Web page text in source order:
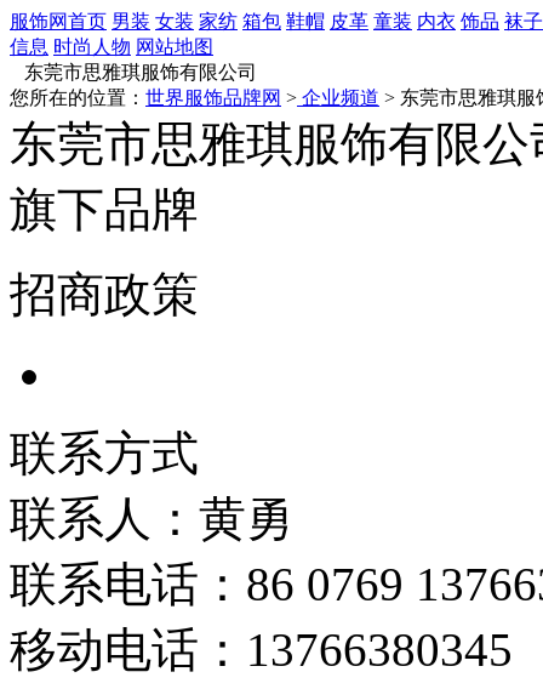
服饰网首页 男装 女装 家纺 箱包 鞋帽 皮革 童装 内衣 饰品 袜子
信息 时尚人物 网站地图
东莞市思雅琪服饰有限公司
您所在的位置： 世界服饰品牌网 > 企业频道 > 东莞市思雅琪服
东莞市思雅琪服饰有限公
旗下品牌
招商政策
联系方式
联系人：黄勇
联系电话：86 0769
移动电话：13766380345